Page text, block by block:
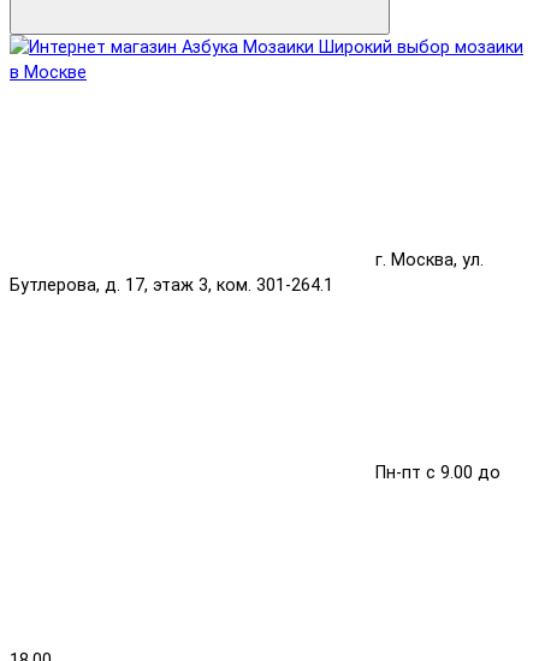
Широкий выбор мозаики
в Москве
г. Москва, ул.
Бутлерова, д. 17, этаж 3, ком. 301-264.1
Пн-пт с 9.00 до